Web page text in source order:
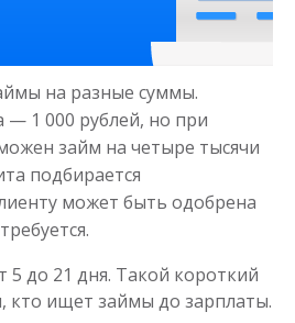
от 1до 21 дня
Получить
на разные суммы.
1 000 рублей, но при
займ на четыре тысячи
подбирается
может быть одобрена
до 21 дня. Такой короткий
кто ищет займы до зарплаты.